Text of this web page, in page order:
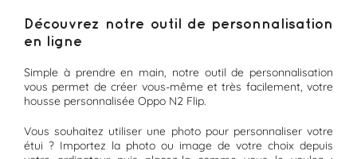
Découvrez notre outil de personnalisation
en ligne
Simple à prendre en main, notre outil de personnalisation
vous permet de créer vous-même et très facilement, votre
housse personnalisée Oppo N2 Flip.
Vous souhaitez utiliser une photo pour personnaliser votre
étui ? Importez la photo ou image de votre choix depuis